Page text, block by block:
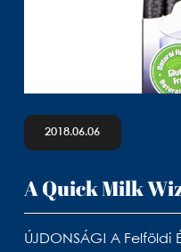
2018.06.06
A Quick Milk
ÚJDONSÁG! A